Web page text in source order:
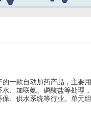
一款自动加药产品，主要用
、加联氨、磷酸盐等处理，
、供水系统等行业。单元组